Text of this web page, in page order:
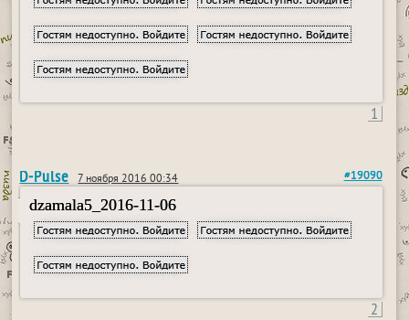
1
D-Pulse 7 ноября 2016 00:34 #19090
dzamala5_2016-11-06
2